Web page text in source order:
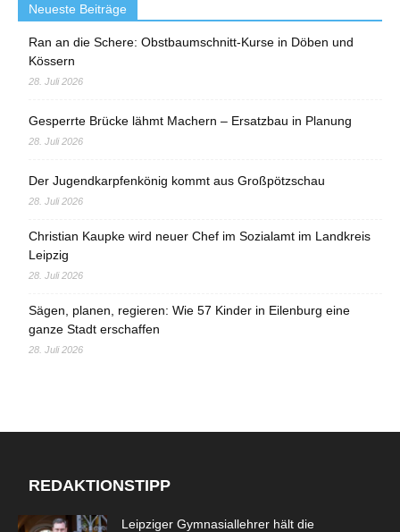
Neueste Beiträge
Ran an die Schere: Obstbaumschnitt-Kurse in Döben und
Kössern
28. Juli 2026
Gesperrte Brücke lähmt Machern – Ersatzbau in Planung
28. Juli 2026
Der Jugendkarpfenkönig kommt aus Großpötzschau
28. Juli 2026
Christian Kaupke wird neuer Chef im Sozialamt im Landkreis
Leipzig
28. Juli 2026
Sägen, planen, regieren: Wie 57 Kinder in Eilenburg eine
ganze Stadt erschaffen
28. Juli 2026
REDAKTIONSTIPP
Leipziger Gymnasiallehrer hält die